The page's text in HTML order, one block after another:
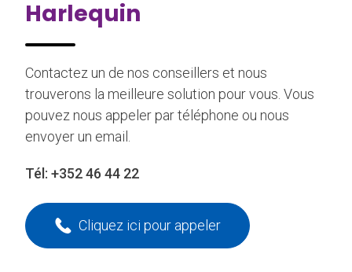
Harlequin
Contactez un de nos conseillers et nous
trouverons la meilleure solution pour vous. Vous
pouvez nous appeler par téléphone ou nous
envoyer un email.
Tél: +352 46 44 22
Cliquez ici pour appeler